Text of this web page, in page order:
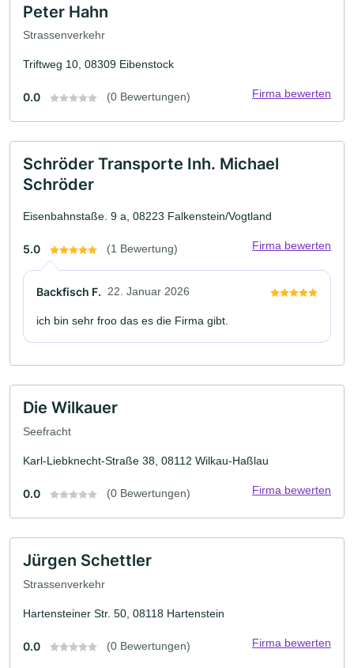
Peter Hahn
Strassenverkehr
Triftweg 10, 08309 Eibenstock
0.0 (0 Bewertungen) Firma bewerten
Schröder Transporte Inh. Michael
Schröder
Eisenbahnstaße. 9 a, 08223 Falkenstein/Vogtland
5.0 (1 Bewertung) Firma bewerten
Backfisch F. 22. Januar 2026
ich bin sehr froo das es die Firma gibt.
Die Wilkauer
Seefracht
Karl-Liebknecht-Straße 38, 08112 Wilkau-Haßlau
0.0 (0 Bewertungen) Firma bewerten
Jürgen Schettler
Strassenverkehr
Hartensteiner Str. 50, 08118 Hartenstein
0.0 (0 Bewertungen) Firma bewerten